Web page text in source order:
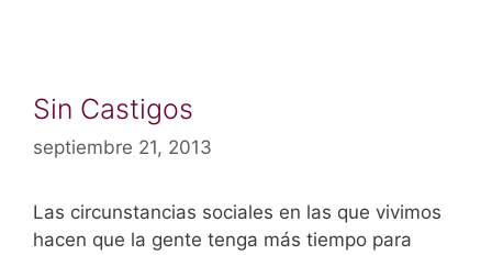
Sin Castigos
septiembre 21, 2013
Las circunstancias sociales en las que vivimos
hacen que la gente tenga más tiempo para